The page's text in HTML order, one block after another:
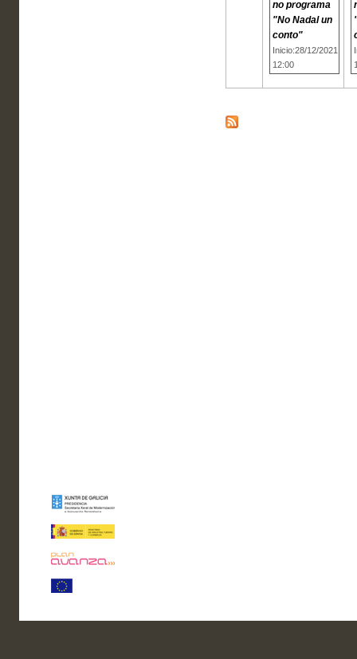
no programa
"No Nadal un
conto"
Inicio:28/12/2021
12:00